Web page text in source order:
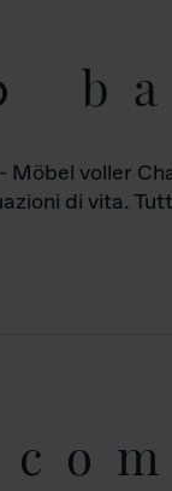
- Möbel voller
di vita.